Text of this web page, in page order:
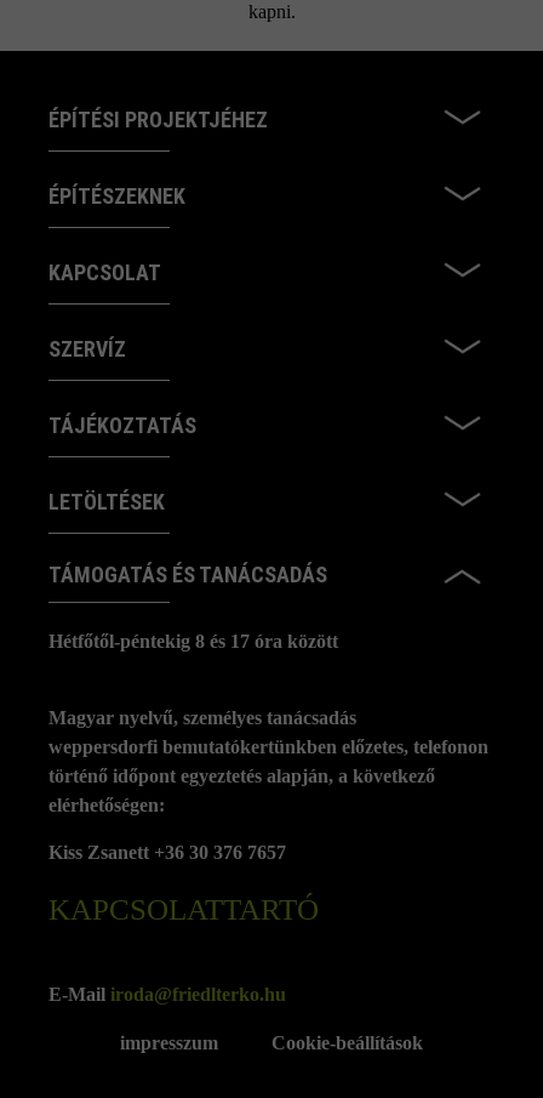
kapni.
ÉPÍTÉSI PROJEKTJÉHEZ
ÉPÍTÉSZEKNEK
KAPCSOLAT
SZERVÍZ
TÁJÉKOZTATÁS
LETÖLTÉSEK
TÁMOGATÁS ÉS TANÁCSADÁS
Hétfőtől-péntekig 8 és 17 óra között
KAPCSOLATTARTÓ
Magyar nyelvű, személyes tanácsadás
weppersdorfi bemutatókertünkben előzetes, telefonon
történő időpont egyeztetés alapján, a következő
elérhetőségen:
Kiss Zsanett +36 30 376 7657
E-Mail iroda@friedlterko.hu
impresszum Cookie-beállítások